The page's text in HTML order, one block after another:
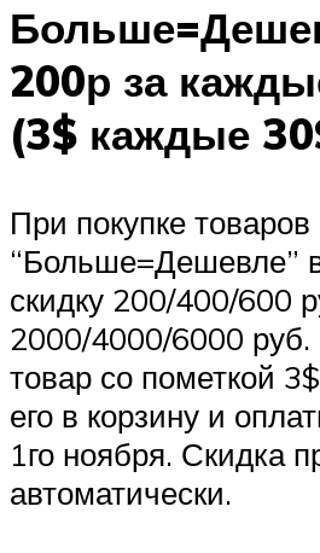
200р за
(3$ каждые
При покупке
“Больше=Дешевле”
скидку 200/400/600
2000/4000/6000
товар со пометкой
его в корзину и
1го ноября. Скидка
автоматически.